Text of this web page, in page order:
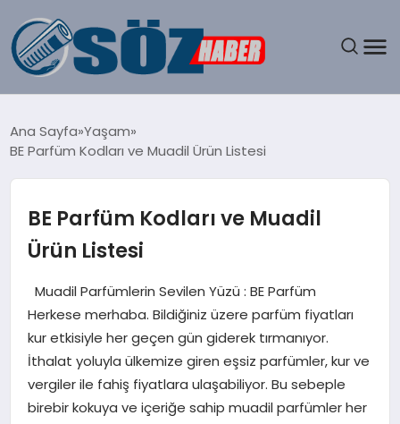
MAGAZIN
EKONOMI
DÜNYA
Ana Sayfa Yaşam
BE Parfüm Kodları ve Muadil Ürün Listesi
BE Parfüm Kodları ve Muadil
Ürün Listesi
Muadil Parfümlerin Sevilen Yüzü : BE Parfüm
Herkese merhaba. Bildiğiniz üzere parfüm fiyatları
kur etkisiyle her geçen gün giderek tırmanıyor.
İthalat yoluyla ülkemize giren eşsiz parfümler, kur ve
vergiler ile fahiş fiyatlara ulaşabiliyor. Bu sebeple
birebir kokuya ve içeriğe sahip muadil parfümler her